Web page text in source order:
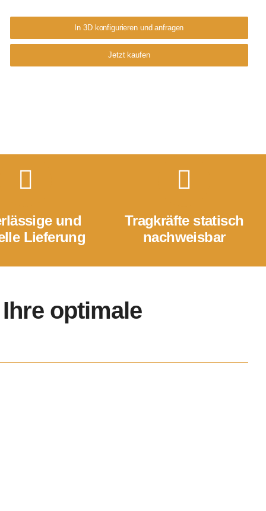
In 3D konfigurieren und anfragen
Jetzt kaufen
und
Lieferung
Tragkräfte statisch
nachweisbar
optimale